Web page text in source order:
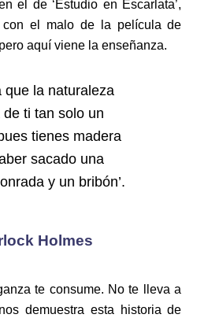
el de ‘Estudio en Escarlata’,
con el malo de la película de
aquí viene la enseñanza.
que la naturaleza
de ti tan solo un
tienes madera
sacado una
y un bribón’.
Holmes
te consume. No te lleva a
demuestra esta historia de